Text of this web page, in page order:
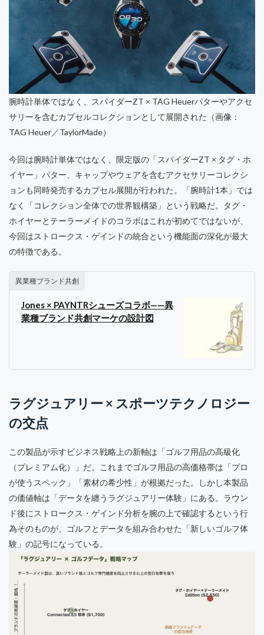
腕時計単体ではなく、スパイダーZT × TAG Heuerパターやアクセ
サリーを含むカプセルコレクションとして展開された（画像：
TAG Heuer／TaylorMade）
今回は腕時計単体ではなく、限定版の「スパイダーZT × タグ・ホ
イヤー」パター、キャップやウェアを含むアクセサリーコレクシ
ョンも同時発売するカプセル展開が行われた。「腕時計1本」では
なく「コレクション全体での世界観構築」という戦略だ。タグ・
ホイヤーとテーラーメイドのコラボはこれが初めてではないが、
今回はストロークス・ゲインドの統合という機能面の深化が最大
の特徴である。
異業種ブランド共創
Jones × PAYNTRシューズコラボ——異
業種ブランド共創マーケの設計図
ラグジュアリー × スポーツテクノロジー
の交点
この製品が示すビジネス戦略上の新軸は「ゴルフ用品の高級化
（プレミアム化）」だ。これまでゴルフ用品の高価格帯は「プロ
が使うスペック」「素材の希少性」が根拠だった。しかし本製品
の価値軸は「データを纏うラグジュアリー体験」にある。ラウン
ド後にストロークス・ゲインド分析を腕の上で確認するという行
為そのものが、ゴルフとデータを組み合わせた「新しいゴルフ体
験」の記号になっている。